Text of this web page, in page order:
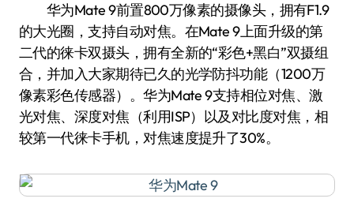
华为Mate 9前置800万像素的摄像头，拥有F1.9
的大光圈，支持自动对焦。在Mate 9上面升级的第
二代的徕卡双摄头，拥有全新的“彩色+黑白”双摄组
合，并加入大家期待已久的光学防抖功能（1200万
像素彩色传感器）。华为Mate 9支持相位对焦、激
光对焦、深度对焦（利用ISP）以及对比度对焦，相
较第一代徕卡手机，对焦速度提升了30%。